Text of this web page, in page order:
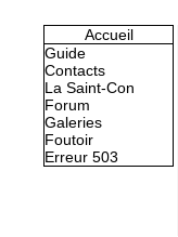
Accueil
Guide
Contacts
La Saint-Con
Forum
Galeries
Foutoir
Erreur 503